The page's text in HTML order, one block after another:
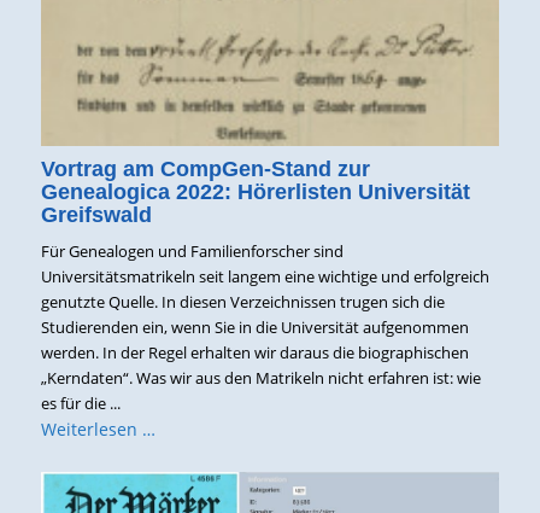
Vortrag am CompGen-Stand zur
Genealogica 2022: Hörerlisten Universität
Greifswald
Für Genealogen und Familienforscher sind
Universitätsmatrikeln seit langem eine wichtige und erfolgreich
genutzte Quelle. In diesen Verzeichnissen trugen sich die
Studierenden ein, wenn Sie in die Universität aufgenommen
werden. In der Regel erhalten wir daraus die biographischen
„Kerndaten“. Was wir aus den Matrikeln nicht erfahren ist: wie
es für die ...
Weiterlesen …